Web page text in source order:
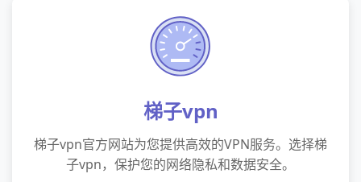
梯子vpn
梯子vpn官方网站为您提供高效的VPN服务。选择梯
子vpn，保护您的网络隐私和数据安全。